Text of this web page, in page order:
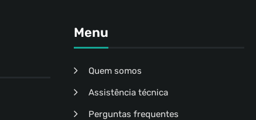
Menu
Quem somos
Assistência técnica
Perguntas frequentes